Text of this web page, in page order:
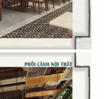
Hưng Đạo